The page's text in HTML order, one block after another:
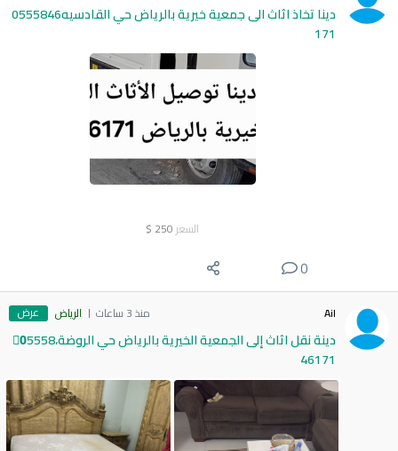
دينا تخاذ اثاث الى جمعية خيرية بالرياض حي القادسيه0555846
171
السعر 250
$
0
Ail منذ 3 ساعات الرياض عرض
دينة نقل اثاث إلى الجمعية الخيرية بالرياض حي الروضة،0َ5558
46171